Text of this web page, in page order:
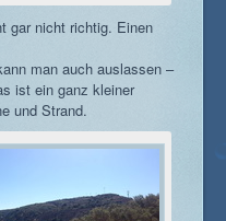
gar nicht richtig. Einen
man auch auslassen –
ist ein ganz kleiner
und Strand.